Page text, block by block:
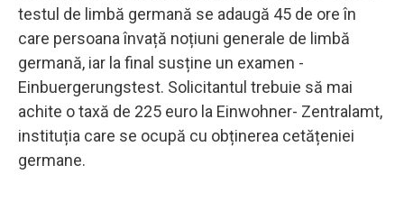
testul de limbă germană se adaugă 45 de ore în
care persoana învață noțiuni generale de limbă
germană, iar la final susține un examen -
Einbuergerungstest. Solicitantul trebuie să mai
achite o taxă de 225 euro la Einwohner- Zentralamt,
instituția care se ocupă cu obținerea cetățeniei
germane.